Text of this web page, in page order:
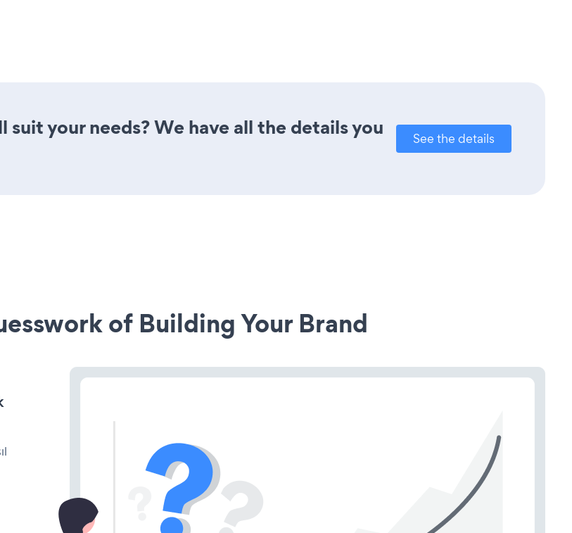
your needs? We have all the details you
See the details
of Building Your Brand